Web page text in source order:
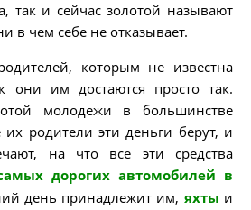
так и сейчас золотой называют
в чем себе не отказывает.
которым не известна
они им достаются просто так.
молодежи в большинстве
их родители эти деньги берут, и
на что все эти средства
дорогих автомобилей в
день принадлежит им, яхты и